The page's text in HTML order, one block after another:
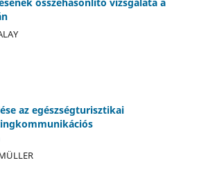
az egészségturisztikai